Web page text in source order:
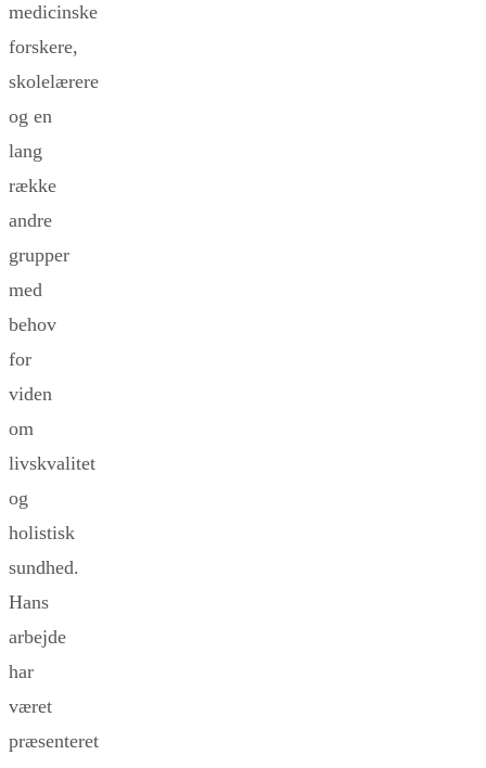
medicinske
forskere,
skolelærere
og en
lang
række
andre
grupper
med
behov
for
viden
om
livskvalitet
og
holistisk
sundhed.
Hans
arbejde
har
været
præsenteret